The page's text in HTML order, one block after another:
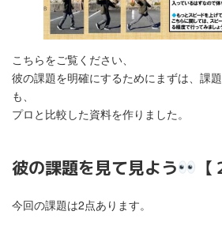
こちらをご覧ください、
彼の課題を明確にするためにまずは、課
も、
プロと比較した資料を作りました。
彼の課題を見て見よう
今回の課題は2点あります。